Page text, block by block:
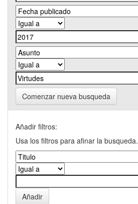
Comenzar nueva busqueda
Añadir filtros:
Usa los filtros para afinar la busqueda.